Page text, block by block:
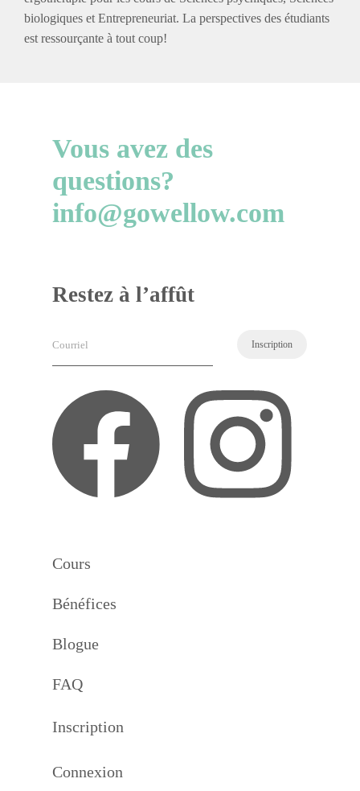
biologiques et Entrepreneuriat. La perspectives des étudiants
est ressourçante à tout coup!
Vous avez des
questions?
info@gowellow.com
Restez à l’affût
Cours
Bénéfices
Blogue
FAQ
Inscription
Connexion